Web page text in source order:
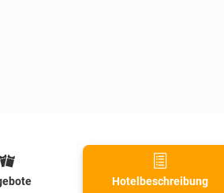
Hotelbeschreibung